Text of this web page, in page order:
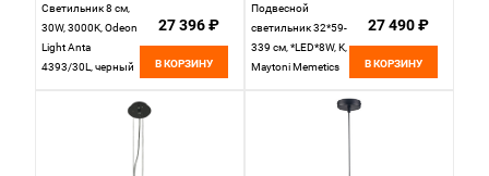
Светильник 8 см,
30W, 3000K, Odeon
Light Anta
4393/30L, черный
27 396 ₽
В КОРЗИНУ
Подвесной
светильник 32*59-
339 см, *LED*8W, K,
Maytoni Memetics
27 490 ₽
В КОРЗИНУ